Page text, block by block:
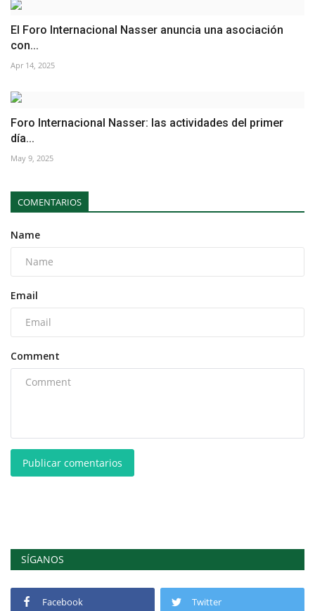
El Foro Internacional Nasser anuncia una asociación
con...
Apr 14, 2025
Foro Internacional Nasser: las actividades del primer
día...
May 9, 2025
COMENTARIOS
Name
Email
Comment
Publicar comentarios
SÍGANOS
Facebook Twitter